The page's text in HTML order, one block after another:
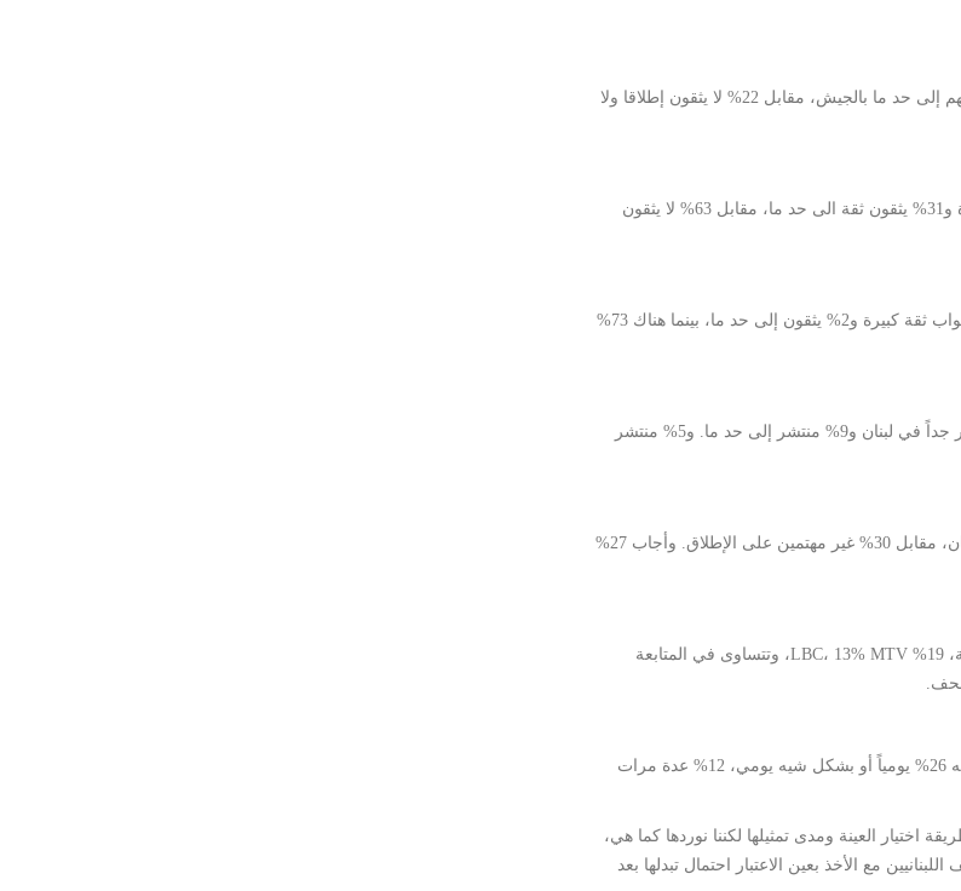
عبرت أكثرية 67% من اللبنانيين عن ثقتهم الكبيرة بالجيش اللبناني، 11% عن ثقتهم إلى حد ما بالجيش، مقابل 22% لا يثقون إطلاقا ولا
لا يتمتع الجسم القضائي اللبناني بثقة اللبنانيين إذ أن 6% فقط يثقون به ثقة كبيرة و31% يثقون ثقة الى حد ما، مقابل 63% لا يثقون
أيضاً يفتقد النواب إلى ثقة اللبنانيين إذ أن 5% من المستطلعين يثقون بمجلس النواب ثقة كبيرة و2% يثقون إلى حد ما، بينما هناك 73%
تعتبر الأكثرية الساحقة من المستطلعين (86%) أن الفساد المالي والإداري منتشر جداً في لبنان و9% منتشر إلى حد ما. و5% منتشر
فقط 13% من المستطلعين عبروا عن اهتمامهم الشديد بالأمور السياسية في لبنان، مقابل 30% غير مهتمين على الإطلاق. وأجاب 27%
أفاد 29% من المستطلعين أنهم يعتمدون تلفزيون الجديد لمتابعة الأخبار السياسية، 19% LBC، 13% MTV، وتتساوى في المتابعة
اكثر من نصف اللبنانيين (51%) أفادوا أنهم لا يستخدمون الانترنيت، بينما يستخدمه 26% يومياً أو بشكل شيه يومي، 12% عدة مرات
اختيار العينة ومدى تمثيلها لكننا نوردها كما هي،
مع الأخذ بعين الاعتبار احتمال تبدلها بعد